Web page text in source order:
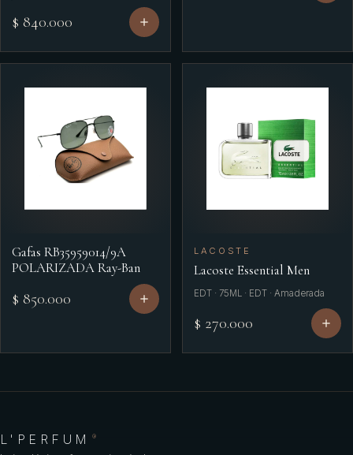
$ 840.000
Gafas RB35959014/9A
POLARIZADA Ray-Ban
$ 850.000
LACOSTE
Lacoste Essential Men
EDT · 75ML · EDT · Amaderada
$ 270.000
L'PERFUM ®